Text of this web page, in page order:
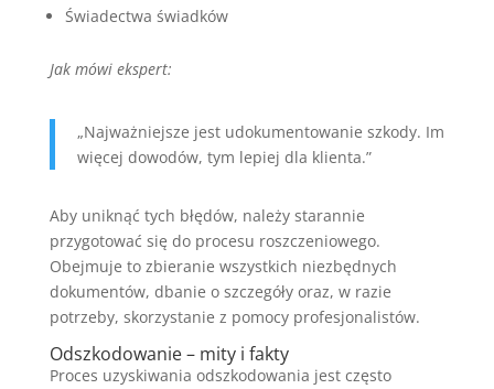
Świadectwa świadków
Jak mówi ekspert:
„Najważniejsze jest udokumentowanie szkody. Im
więcej dowodów, tym lepiej dla klienta.”
Aby uniknąć tych błędów, należy starannie
przygotować się do procesu roszczeniowego.
Obejmuje to zbieranie wszystkich niezbędnych
dokumentów, dbanie o szczegóły oraz, w razie
potrzeby, skorzystanie z pomocy profesjonalistów.
Odszkodowanie – mity i fakty
Proces uzyskiwania odszkodowania jest często